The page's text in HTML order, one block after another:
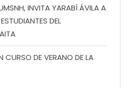
INVITA YARABÍ ÁVILA A
DEL
CURSO DE VERANO DE LA